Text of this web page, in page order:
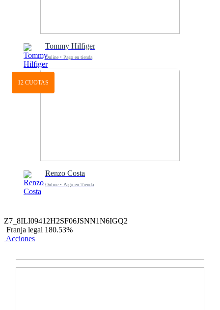
Tommy Hilfiger
Online • Pago en tienda
12 CUOTAS
Renzo Costa
Online • Pago en Tienda
Z7_8ILI09412H2SF06JSNN1N6IGQ2
Franja legal 180.53%
Acciones